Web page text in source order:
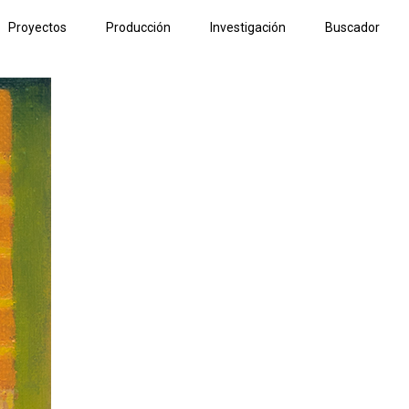
Proyectos Producción Investigación Buscador